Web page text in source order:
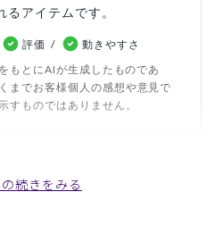
アイテムです。
評価
動きやすさ
もとにAIが生成したものであ
までお客様個人の感想や意見で
すものではありません。
続きをみる